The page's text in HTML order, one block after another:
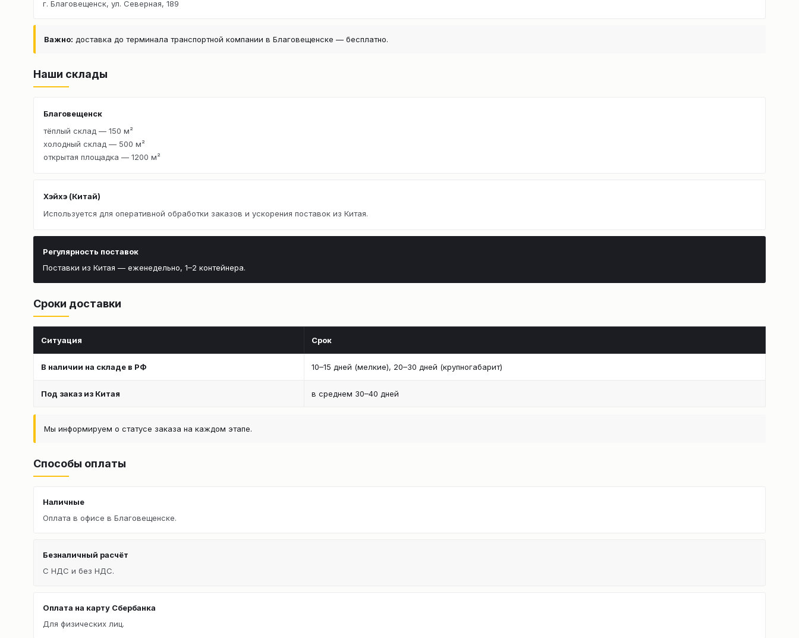
г. Благовещенск, ул. Северная, 189
Важно: доставка до терминала транспортной компании в Благовещенске — бесплатно.
Наши склады
Благовещенск
тёплый склад — 150 м²
холодный склад — 500 м²
открытая площадка — 1200 м²
Хэйхэ (Китай)
Используется для оперативной обработки заказов и ускорения поставок из Китая.
Регулярность поставок
Поставки из Китая — еженедельно, 1–2 контейнера.
Сроки доставки
Ситуация Срок
В наличии на складе в РФ 10–15 дней (мелкие), 20–30 дней (крупногабарит)
Под заказ из Китая в среднем 30–40 дней
Мы информируем о статусе заказа на каждом этапе.
Способы оплаты
Наличные
Оплата в офисе в Благовещенске.
Безналичный расчёт
С НДС и без НДС.
Оплата на карту Сбербанка
Для физических лиц.